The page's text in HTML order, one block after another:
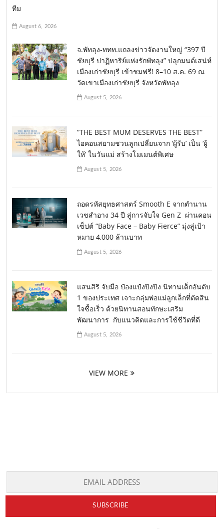
ทีม
August 6, 2026
จ.พัทลุง-ททท.แถลงข่าวจัดงานใหญ่ “397 ปี
ชัยบุรี ปาฏิหาริย์แห่งรักพัทลุง” ปลุกมนต์เสน่ห์
เมืองเก่าชัยบุรี เข้าชมฟรี! 8–10 ส.ค. 69 ณ
วัดเขาเมืองเก่าชัยบุรี จังหวัดพัทลุง
August 5, 2026
“THE BEST MUM DESERVES THE BEST”
ไอคอนสยามชวนลูกเปลี่ยนจาก ‘ผู้รับ’ เป็น ‘ผู้
ให้’ ในวันแม่ สร้างโมเมนต์พิเศษ
August 5, 2026
ถอดรหัสยุทธศาสตร์ Smooth E จากตำนาน
เวชสำอาง 34 ปี สู่การจับใจ Gen Z ผ่านคอน
เซ็ปต์ “Baby Face – Baby Fierce” มุ่งสู่เป้า
หมาย 4,000 ล้านบาท
August 5, 2026
แสนสิริ จับมือ ป๋องแป๋งปิงปิง นิทานเด็กอันดับ
1 ของประเทศ เจาะกลุ่มพ่อแม่ลูกเล็กที่ตัดสิน
ใจซื้อเร็ว ด้วยนิทานสอนทักษะเสริม
พัฒนาการ กับแนวคิดและการใช้ชีวิตที่ดี
August 5, 2026
VIEW MORE